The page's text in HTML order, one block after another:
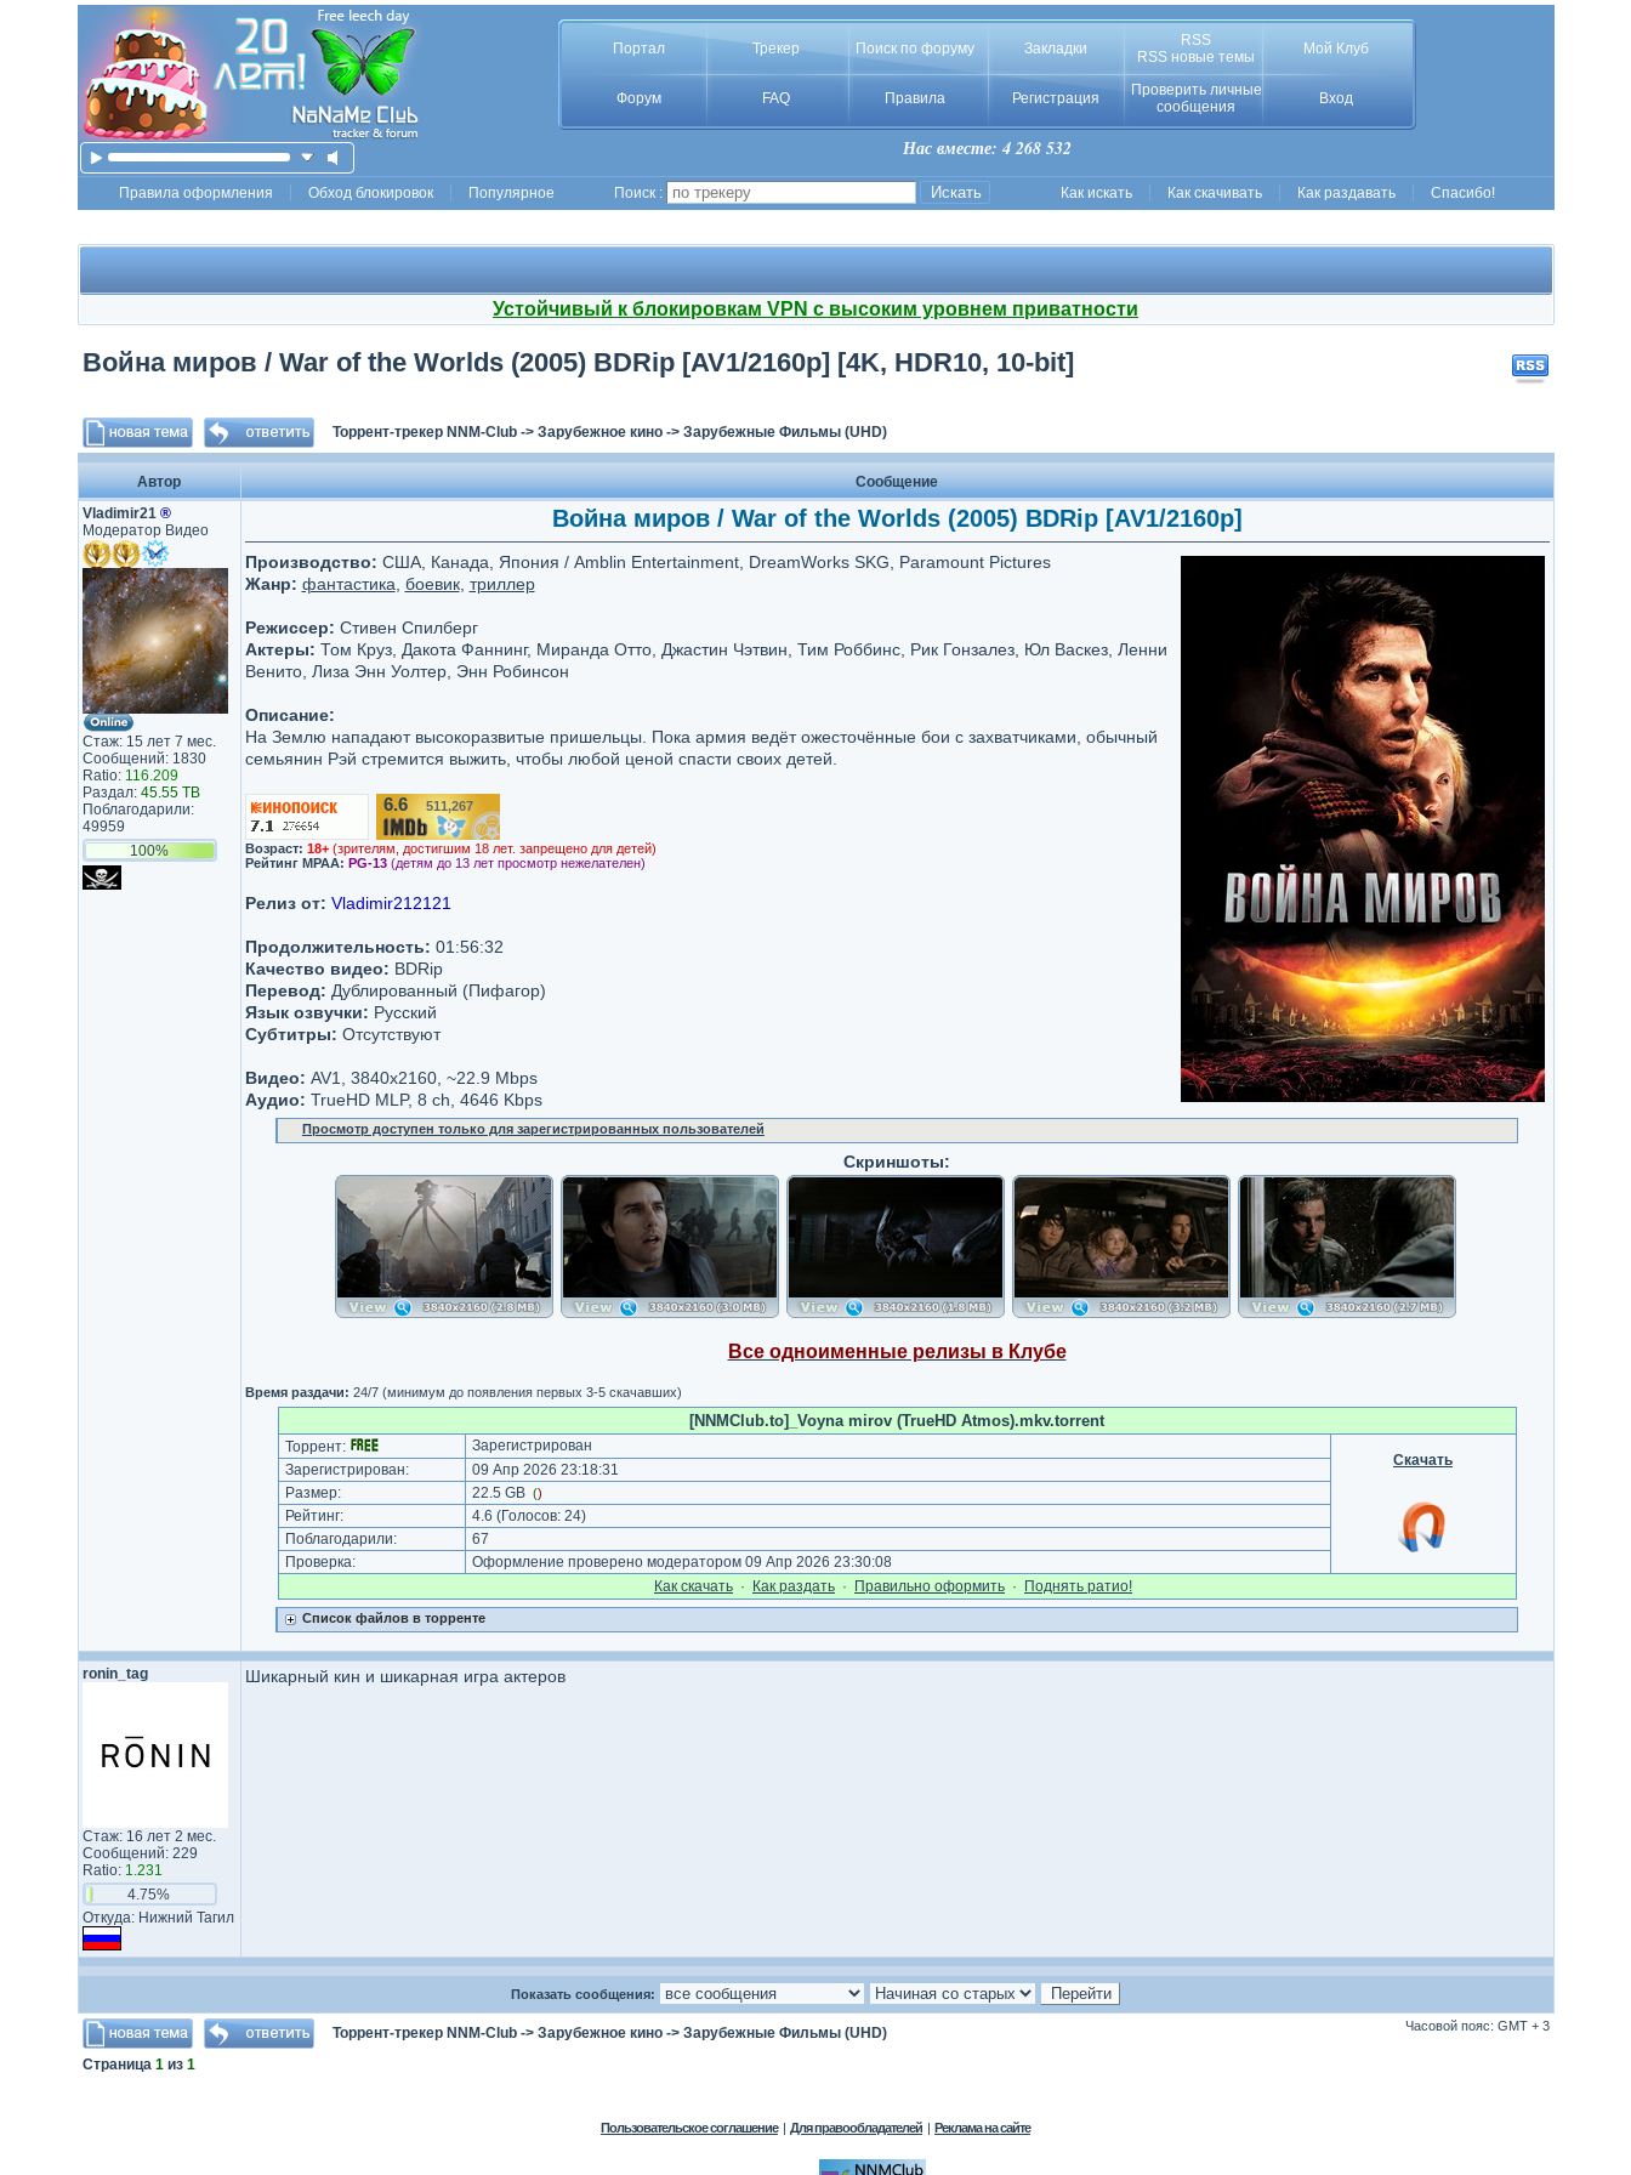
Портал Трекер Поиск по форуму Закладки
RSS
RSS новые темы
Мой Клуб
Форум FAQ Правила Регистрация
Проверить личные
сообщения
Вход
Нас вместе: 4 268 532
Правила оформления Обход блокировок Популярное Поиск : Как искать Как скачивать Как раздавать Спасибо!
Устойчивый к блокировкам VPN с высоким уровнем приватности
Война миров / War of the Worlds (2005) BDRip [AV1/2160p] [4K, HDR10, 10-bit]
Торрент-трекер NNM-Club-> Зарубежное кино-> Зарубежные Фильмы (UHD)
Автор
Сообщение
Vladimir21 ®
Модератор Видео
Стаж: 15 лет 7 мес.
Сообщений: 1830
Ratio: 116.209
Раздал: 45.55 TB
Поблагодарили:
49959
100%
Война миров / War of the Worlds (2005) BDRip [AV1/2160p]
Производство: США, Канада, Япония / Amblin Entertainment, DreamWorks SKG, Paramount Pictures
Жанр: фантастика боевик, триллер
Режиссер: Стивен Спилберг
Актеры: Том Круз, Дакота Фаннинг, Миранда Отто, Джастин Чэтвин, Тим Роббинс, Рик Гонзалез, Юл Васкез, Ленни
Венито, Лиза Энн Уолтер, Энн Робинсон
Описание:
На Землю нападают высокоразвитые пришельцы. Пока армия ведёт ожесточённые бои с захватчиками, обычный
семьянин Рэй стремится выжить, чтобы любой ценой спасти своих детей.
6.6/10 511,267
Возраст: 18+ (зрителям, достигшим 18 лет. запрещено для детей)
Рейтинг MPAA: PG-13(детям до 13 лет просмотр нежелателен)
Релиз от: Vladimir212121
Продолжительность: 01:56:32
Качество видео: BDRip
Перевод: Дублированный (Пифагор)
Язык озвучки: Русский
Субтитры: Отсутствуют
Видео: AV1, 3840x2160, ~22.9 Mbps
Аудио: TrueHD MLP, 8 ch, 4646 Kbps
Просмотр доступен только для зарегистрированных пользователей
Скриншоты:
Все одноименные релизы в Клубе
Время раздачи: 24/7 (минимум до появления первых 3-5 скачавших)
[NNMClub.to]_Voyna mirov (TrueHD Atmos).mkv.torrent
Торрент:
Зарегистрирован
Скачать
Зарегистрирован:
09 Апр 2026 23:18:31
Размер:
22.5 GB ()
Рейтинг: 4.6 (Голосов: 24)
Поблагодарили:
67
Проверка:
Оформление проверено модератором 09 Апр 2026 23:30:08
Как cкачать · Как раздать · Правильно оформить · Поднять ратио!
Список файлов в торренте
ronin_tag
Стаж: 16 лет 2 мес.
Сообщений: 229
Ratio: 1.231
4.75%
Откуда: Нижний Тагил
Шикарный кин и шикарная игра актеров
Показать сообщения:
Торрент-трекер NNM-Club-> Зарубежное кино-> Зарубежные Фильмы (UHD) Часовой пояс: GMT + 3
Страница 1из 1
Пользовательское соглашение | Для правообладателей | Реклама на сайте